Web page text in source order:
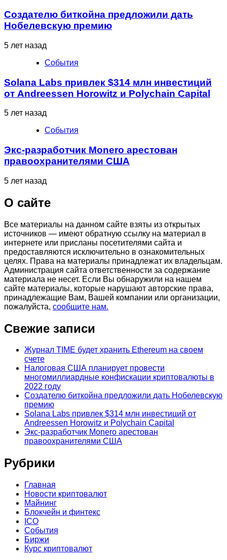
Создателю биткойна предложили дать
Нобелевскую премию
5 лет назад
События
Solana Labs привлек $314 млн инвестиций
от Andreessen Horowitz и Polychain Capital
5 лет назад
События
Экс-разработчик Monero арестован
правоохранителями США
5 лет назад
О сайте
Все материалы на данном сайте взяты из открытых
источников — имеют обратную ссылку на материал в
интернете или присланы посетителями сайта и
предоставляются исключительно в ознакомительных
целях. Права на материалы принадлежат их владельцам.
Администрация сайта ответственности за содержание
материала не несет. Если Вы обнаружили на нашем
сайте материалы, которые нарушают авторские права,
принадлежащие Вам, Вашей компании или организации,
пожалуйста, сообщите нам.
Свежие записи
Журнал TIME будет хранить Ethereum на своем
счете
Налоговая США планирует провести
многомиллиардные конфискации криптовалюты в
2022 году
Создателю биткойна предложили дать Нобелевскую
премию
Solana Labs привлек $314 млн инвестиций от
Andreessen Horowitz и Polychain Capital
Экс-разработчик Monero арестован
правоохранителями США
Рубрики
Главная
Новости криптовалют
Майнинг
Блокчейн и финтекс
ICO
События
Биржи
Курс криптовалют